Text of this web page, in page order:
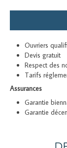
Ouvriers
Devis gratuit
Respect des
Tarifs
Assurances
Garantie
Garantie